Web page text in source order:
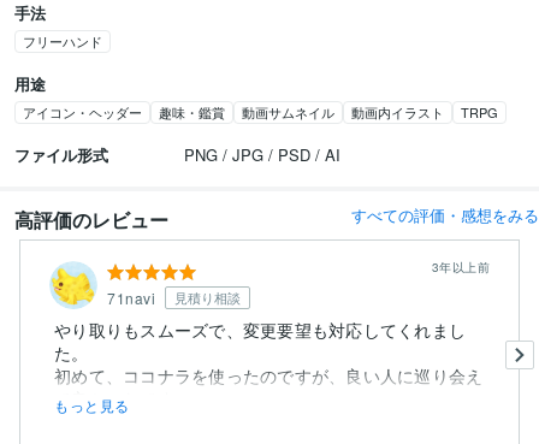
手法
フリーハンド
用途
アイコン・ヘッダー 趣味・鑑賞 動画サムネイル 動画内イラスト TRPG
ファイル形式 PNG / JPG / PSD / AI
高評価のレビュー すべての評価・感想をみる
71navi 見積り相談
3年以上前
やり取りもスムーズで、変更要望も対応してくれまし
た。
初めて、ココナラを使ったのですが、良い人に巡り会え
て良かったです。...
もっと見る